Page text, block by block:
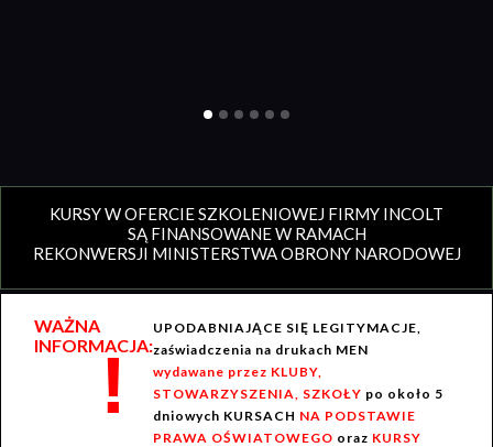
KURSY W OFERCIE SZKOLENIOWEJ FIRMY INCOLT
SĄ FINANSOWANE W RAMACH
REKONWERSJI MINISTERSTWA OBRONY NARODOWEJ
WAŻNA
INFORMACJA:
!
UPODABNIAJĄCE SIĘ LEGITYMACJE,
zaświadczenia na drukach MEN
wydawane przez KLUBY,
STOWARZYSZENIA, SZKOŁY po około 5
dniowych KURSACH NA PODSTAWIE
PRAWA OŚWIATOWEGO oraz KURSY